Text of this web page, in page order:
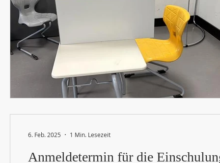
Anmeldetermin für die
6. Feb. 2025 1 Min. Lesezeit